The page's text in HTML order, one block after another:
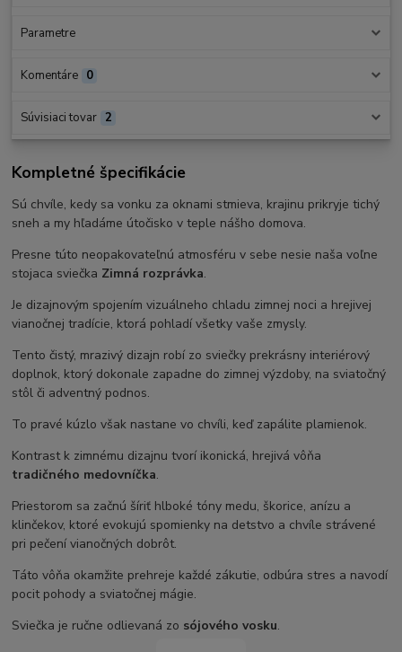
Parametre
Komentáre 0
Súvisiaci tovar 2
Kompletné špecifikácie
Sú chvíle, kedy sa vonku za oknami stmieva, krajinu prikryje tichý
sneh a my hľadáme útočisko v teple nášho domova.
Presne túto neopakovateľnú atmosféru v sebe nesie naša voľne
stojaca sviečka Zimná rozprávka.
Je dizajnovým spojením vizuálneho chladu zimnej noci a hrejivej
vianočnej tradície, ktorá pohladí všetky vaše zmysly.
Tento čistý, mrazivý dizajn robí zo sviečky prekrásny interiérový
doplnok, ktorý dokonale zapadne do zimnej výzdoby, na sviatočný
stôl či adventný podnos.
To pravé kúzlo však nastane vo chvíli, keď zapálite plamienok.
Kontrast k zimnému dizajnu tvorí ikonická, hrejivá vôňa
tradičného medovníčka.
Priestorom sa začnú šíriť hlboké tóny medu, škorice, anízu a
klinčekov, ktoré evokujú spomienky na detstvo a chvíle strávené
pri pečení vianočných dobrôt.
Táto vôňa okamžite prehreje každé zákutie, odbúra stres a navodí
pocit pohody a sviatočnej mágie.
Sviečka je ručne odlievaná zo sójového vosku.